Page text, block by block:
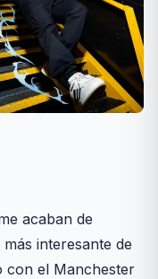
acaban de
interesante de
con el Manchester